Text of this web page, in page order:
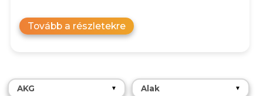
Tovább a részletekre
AKG ▼ Alak ▼